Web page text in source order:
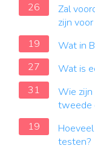
26
Zal
zijn
19
Wat in
27
Wat is
31
Wie
tweede
19
testen?